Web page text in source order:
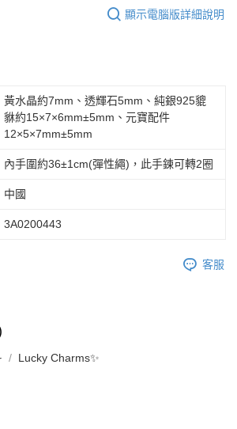
顯示電腦版詳細說明
黃水晶約7mm、透輝石5mm、純銀925貔
貅約15×7×6mm±5mm、元寶配件
12×5×7mm±5mm
內手圍約36±1cm(彈性繩)，此手鍊可轉2圈
中國
3A0200443
客服
Lucky Charms✨